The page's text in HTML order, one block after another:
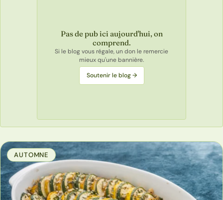
Pas de pub ici aujourd'hui, on
comprend.
Si le blog vous régale, un don le remercie
mieux qu'une bannière.
Soutenir le blog →
AUTOMNE